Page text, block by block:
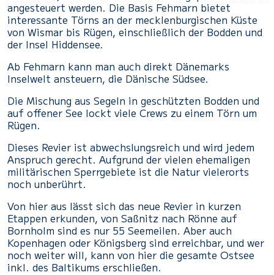
angesteuert werden. Die Basis Fehmarn bietet
interessante Törns an der mecklenburgischen Küste
von Wismar bis Rügen, einschließlich der Bodden und
der Insel Hiddensee.
Ab Fehmarn kann man auch direkt Dänemarks
Inselwelt ansteuern, die Dänische Südsee.
Die Mischung aus Segeln in geschützten Bodden und
auf offener See lockt viele Crews zu einem Törn um
Rügen.
Dieses Revier ist abwechslungsreich und wird jedem
Anspruch gerecht. Aufgrund der vielen ehemaligen
militärischen Sperrgebiete ist die Natur vielerorts
noch unberührt.
Von hier aus lässt sich das neue Revier in kurzen
Etappen erkunden, von Saßnitz nach Rönne auf
Bornholm sind es nur 55 Seemeilen. Aber auch
Kopenhagen oder Königsberg sind erreichbar, und wer
noch weiter will, kann von hier die gesamte Ostsee
inkl. des Baltikums erschließen.